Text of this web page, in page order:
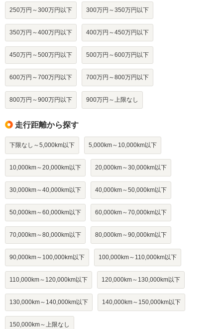
250万円～300万円以下 300万円～350万円以下
350万円～400万円以下 400万円～450万円以下
450万円～500万円以下 500万円～600万円以下
600万円～700万円以下 700万円～800万円以下
800万円～900万円以下 900万円～上限なし
走行距離から探す
下限なし～5,000km以下 5,000km～10,000km以下
10,000km～20,000km以下 20,000km～30,000km以下
30,000km～40,000km以下 40,000km～50,000km以下
50,000km～60,000km以下 60,000km～70,000km以下
70,000km～80,000km以下 80,000km～90,000km以下
90,000km～100,000km以下 100,000km～110,000km以下
110,000km～120,000km以下 120,000km～130,000km以下
130,000km～140,000km以下 140,000km～150,000km以下
150,000km～上限なし